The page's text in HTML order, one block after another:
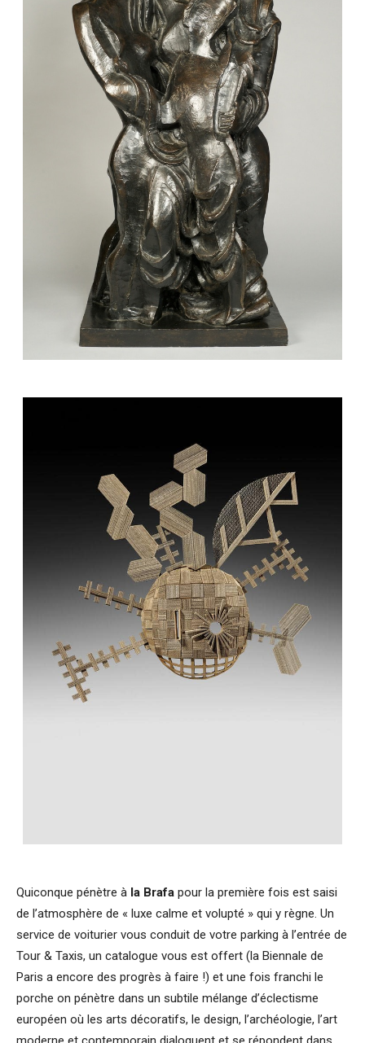
Quiconque pénètre à la Brafa pour la première fois est saisi
de l’atmosphère de « luxe calme et volupté » qui y règne. Un
service de voiturier vous conduit de votre parking à l’entrée de
Tour & Taxis, un catalogue vous est offert (la Biennale de
Paris a encore des progrès à faire !) et une fois franchi le
porche on pénètre dans un subtile mélange d’éclectisme
européen où les arts décoratifs, le design, l’archéologie, l’art